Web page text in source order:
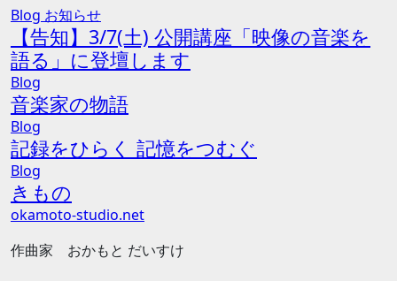
Blog お知らせ
【告知】3/7(土) 公開講座「映像の音楽を
語る」に登壇します
Blog
音楽家の物語
Blog
記録をひらく 記憶をつむぐ
Blog
きもの
okamoto-studio.net
作曲家 おかもと だいすけ